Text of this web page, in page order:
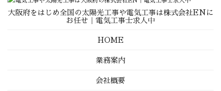
大阪府をはじめ全国の太陽光工事や電気工事は株式会社ENに
お任せ｜電気工事士求人中
HOME
業務案内
会社概要